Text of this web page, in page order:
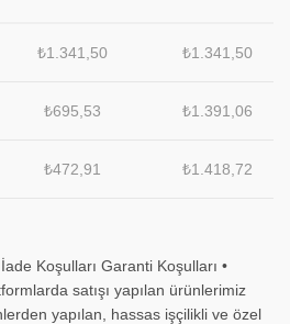
₺1.341,50 ₺1.341,50
₺695,53 ₺1.391,06
₺472,91 ₺1.418,72
Koşulları Garanti Koşulları •
satışı yapılan ürünlerimiz
yapılan, hassas işçilikli ve özel